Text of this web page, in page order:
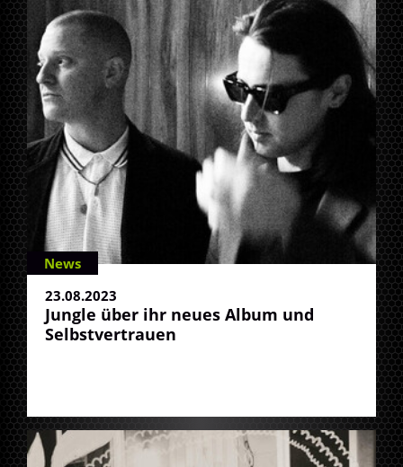
News
23.08.2023
Jungle über ihr neues Album und
Selbstvertrauen